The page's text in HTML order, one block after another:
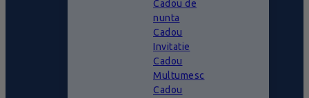
Cadou de
nunta
Cadou
Invitatie
Cadou
Multumesc
Cadou